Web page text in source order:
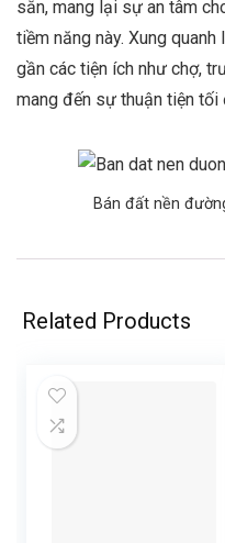
sẵn, mang lại sự an tâm
tiềm năng này. Xung
gần các tiện ích như chợ,
mang đến sự thuận tiện tối
Bán đất nền
Related Products